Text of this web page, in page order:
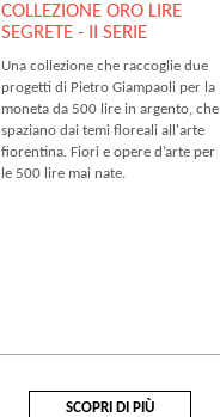
COLLEZIONE ORO LIRE
SEGRETE - II SERIE
Una collezione che raccoglie due
progetti di Pietro Giampaoli per la
moneta da 500 lire in argento, che
spaziano dai temi floreali all'arte
fiorentina. Fiori e opere d’arte per
le 500 lire mai nate.
SCOPRI DI PIÙ